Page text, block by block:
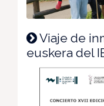
Viaje de
euskera del